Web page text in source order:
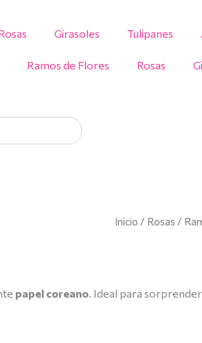
Girasoles Tulipanes
Ramos de Flores Rosas
Inicio / Rosas /
papel coreano . Ideal para